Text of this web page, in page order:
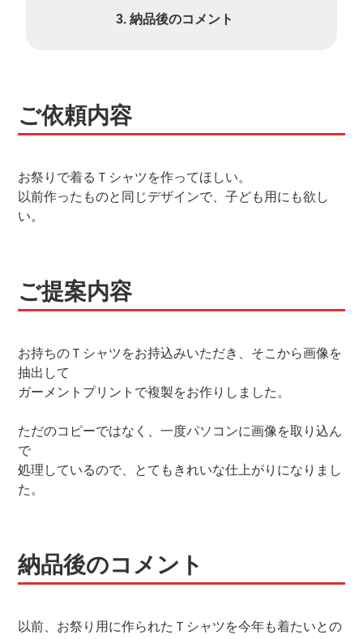
納品後のコメント
ご依頼内容
お祭りで着るＴシャツを作ってほしい。
以前作ったものと同じデザインで、子ども用にも欲し
い。
ご提案内容
お持ちのＴシャツをお持込みいただき、そこから画像を
抽出して
ガーメントプリントで複製をお作りしました。
ただのコピーではなく、一度パソコンに画像を取り込ん
で
処理しているので、とてもきれいな仕上がりになりまし
た。
納品後のコメント
以前、お祭り用に作られたＴシャツを今年も着たいとの